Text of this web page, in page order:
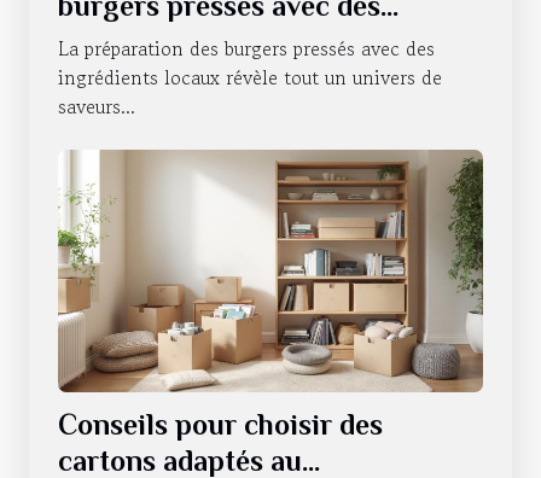
ingrédients locaux
La préparation des burgers pressés avec des
ingrédients locaux révèle tout un univers de
saveurs...
Conseils pour choisir des
cartons adaptés au